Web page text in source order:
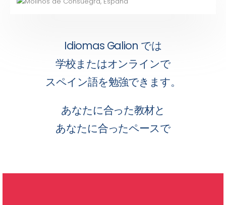
Idiomas Galion では
学校またはオンラインで
スペイン語を勉強できます。
あなたに合った教材と
あなたに合ったペースで